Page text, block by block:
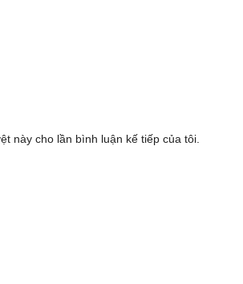
này cho lần bình luận kế tiếp của tôi.